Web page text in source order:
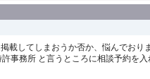
してしまおうか否か、悩んでおり
事務所 と言うところに相談予約